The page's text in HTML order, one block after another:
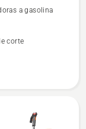
a gasolina
corte